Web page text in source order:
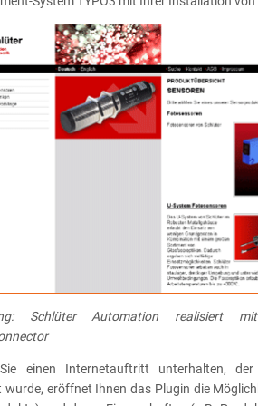
Schlüter Automation realisiert
einen Internetauftritt unterhalten,
wurde, eröffnet Ihnen das Plugin die